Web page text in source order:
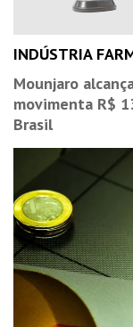
INDÚSTRIA
Mounjaro
movimenta R$
Brasil